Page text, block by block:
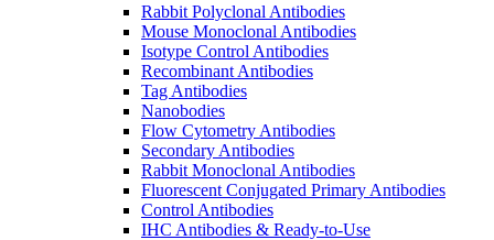
Rabbit Polyclonal Antibodies
Mouse Monoclonal Antibodies
Isotype Control Antibodies
Recombinant Antibodies
Tag Antibodies
Nanobodies
Flow Cytometry Antibodies
Secondary Antibodies
Rabbit Monoclonal Antibodies
Fluorescent Conjugated Primary Antibodies
Control Antibodies
IHC Antibodies & Ready-to-Use